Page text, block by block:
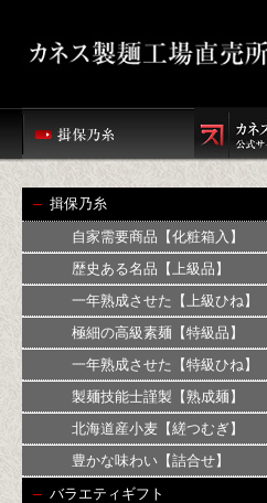
揖保乃糸
自家需要商品【化粧箱入】
歴史ある名品【上級品】
一年熟成させた【上級ひね】
極細の高級素麺【特級品】
一年熟成させた【特級ひね】
製麺技能士謹製【熟成麺】
北海道産小麦【縒つむぎ】
豊かな味わい【詰合せ】
バラエティギフト